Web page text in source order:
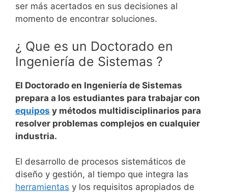
ser más acertados en sus decisiones al
momento de encontrar soluciones.
¿ Que es un Doctorado en
Ingeniería de Sistemas ?
El Doctorado en Ingeniería de Sistemas
prepara a los estudiantes para trabajar con
equipos y métodos multidisciplinarios para
resolver problemas complejos en cualquier
industria.
El desarrollo de procesos sistemáticos de
diseño y gestión, al tiempo que integra las
herramientas y los requisitos apropiados de